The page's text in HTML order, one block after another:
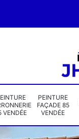
VENDÉE
PEINTURE
FAÇADE 85
VENDÉE